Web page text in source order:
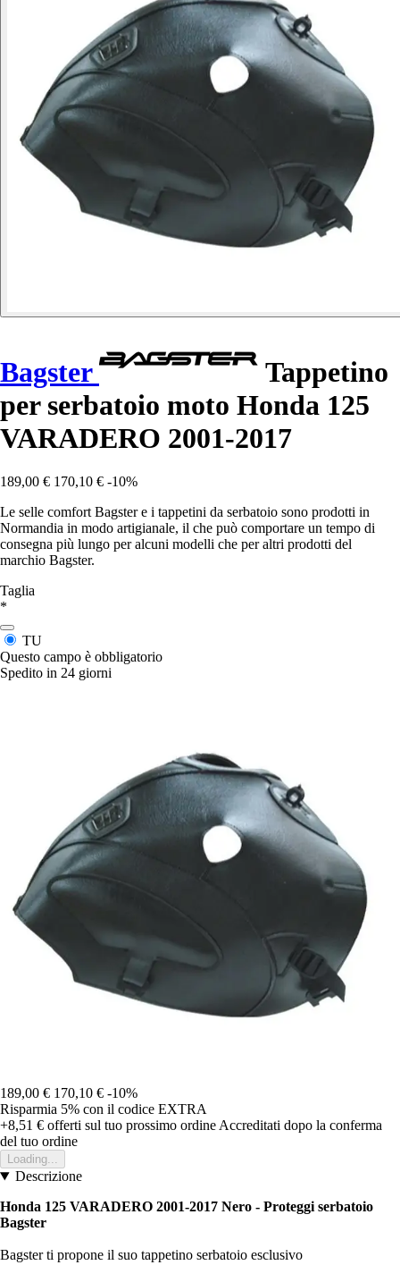
Bagster
Tappetino
per serbatoio moto Honda 125
VARADERO 2001-2017
189,00 € 170,10 € -10%
Le selle comfort Bagster e i tappetini da serbatoio sono prodotti in
Normandia in modo artigianale, il che può comportare un tempo di
consegna più lungo per alcuni modelli che per altri prodotti del
marchio Bagster.
Taglia
*
TU
Questo campo è obbligatorio
Spedito in 24 giorni
189,00 € 170,10 € -10%
Risparmia 5% con il codice EXTRA
+8,51 € offerti sul tuo prossimo ordine Accreditati dopo la conferma
del tuo ordine
Loading...
Descrizione
Honda 125 VARADERO 2001-2017 Nero - Proteggi serbatoio
Bagster
Bagster ti propone il suo tappetino serbatoio esclusivo